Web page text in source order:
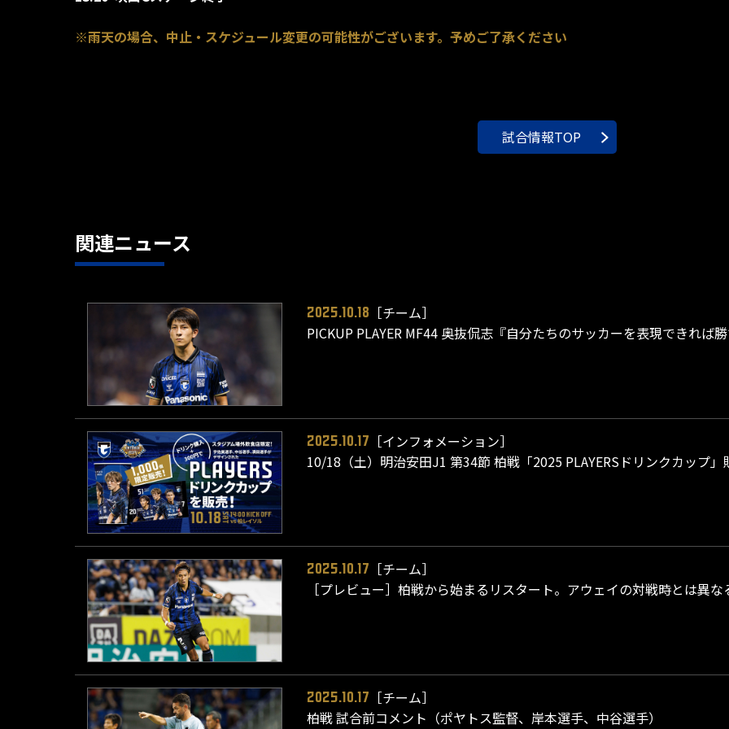
※雨天の場合、中止・スケジュール変更の可能性がございます。予めご了承ください
試合情報TOP
関連ニュース
2025.10.18
［チーム］
PICKUP PLAYER MF44 奥抜侃志『自分たちのサッカーを表現できれば
2025.10.17
［インフォメーション］
10/18（土）明治安田J1 第34節 柏戦「2025 PLAYERSドリンクカップ
2025.10.17
［チーム］
［プレビュー］柏戦から始まるリスタート。アウェイの対戦時とは異
2025.10.17
［チーム］
柏戦 試合前コメント（ポヤトス監督、岸本選手、中谷選手）